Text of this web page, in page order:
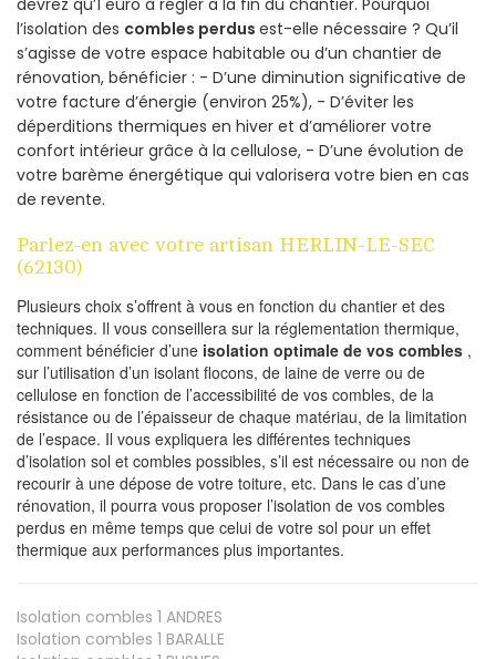
devrez qu’1 euro à régler à la fin du chantier. Pourquoi
l’isolation des combles perdus est-elle nécessaire ? Qu’il
s’agisse de votre espace habitable ou d’un chantier de
rénovation, bénéficier : - D’une diminution significative de
votre facture d’énergie (environ 25%), - D’éviter les
déperditions thermiques en hiver et d’améliorer votre
confort intérieur grâce à la cellulose, - D’une évolution de
votre barème énergétique qui valorisera votre bien en cas
de revente.
Parlez-en avec votre artisan HERLIN-LE-SEC
(62130)
Plusieurs choix s’offrent à vous en fonction du chantier et des
techniques. Il vous conseillera sur la réglementation thermique,
comment bénéficier d’une isolation optimale de vos combles ,
sur l’utilisation d’un isolant flocons, de laine de verre ou de
cellulose en fonction de l’accessibilité de vos combles, de la
résistance ou de l’épaisseur de chaque matériau, de la limitation
de l’espace. Il vous expliquera les différentes techniques
d’isolation sol et combles possibles, s’il est nécessaire ou non de
recourir à une dépose de votre toiture, etc. Dans le cas d’une
rénovation, il pourra vous proposer l’isolation de vos combles
perdus en même temps que celui de votre sol pour un effet
thermique aux performances plus importantes.
Isolation combles 1 ANDRES
Isolation combles 1 BARALLE